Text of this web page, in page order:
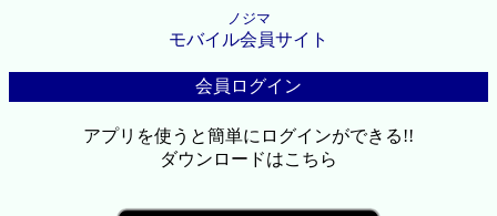
ノジマ
モバイル会員サイト
会員ログイン
アプリを使うと簡単にログインができる!!
ダウンロードはこちら